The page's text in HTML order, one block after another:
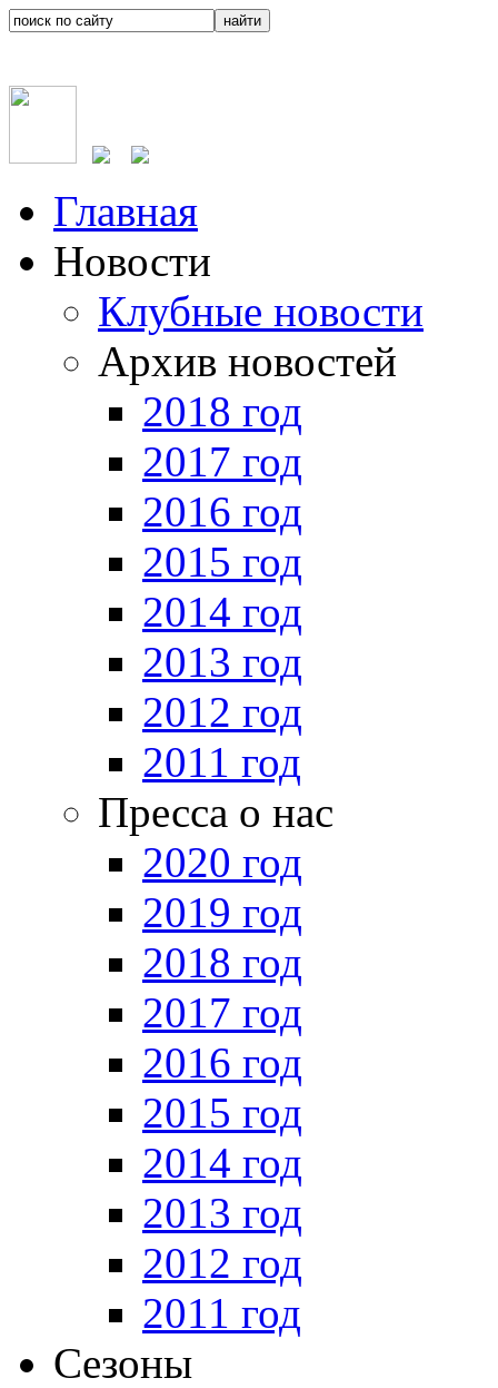
Главная
Новости
Клубные новости
Архив новостей
2018 год
2017 год
2016 год
2015 год
2014 год
2013 год
2012 год
2011 год
Пресса о нас
2020 год
2019 год
2018 год
2017 год
2016 год
2015 год
2014 год
2013 год
2012 год
2011 год
Сезоны